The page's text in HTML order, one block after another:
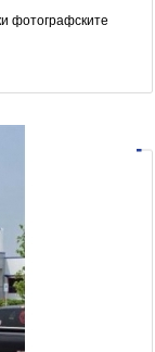
фотографските